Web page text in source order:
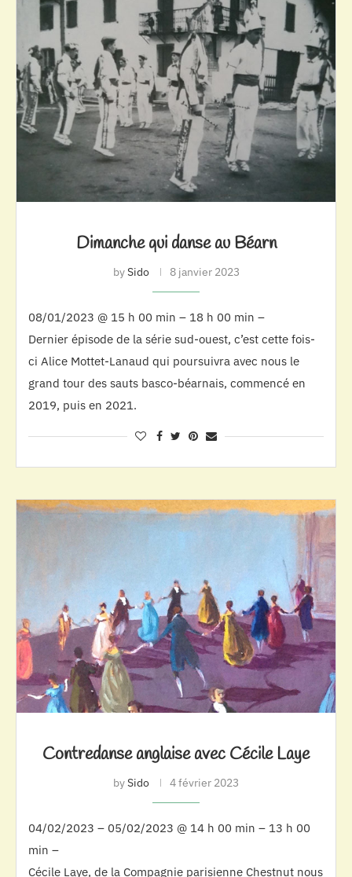
Dimanche qui danse au Béarn
bySido 8 janvier 2023
08/01/2023 @ 15 h 00 min – 18 h 00 min –
Dernier épisode de la série sud-ouest, c’est cette fois-
ci Alice Mottet-Lanaud qui poursuivra avec nous le
grand tour des sauts basco-béarnais, commencé en
2019, puis en 2021.
Contredanse anglaise avec Cécile Laye
bySido 4 février 2023
04/02/2023 – 05/02/2023 @ 14 h 00 min – 13 h 00
min –
Cécile Laye, de la Compagnie parisienne Chestnut nous